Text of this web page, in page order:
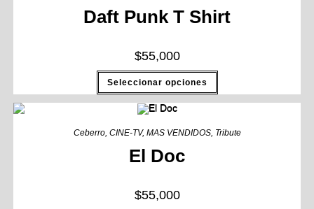
Daft Punk T Shirt
$55,000
Seleccionar opciones
Ceberro, CINE-TV, MAS VENDIDOS, Tribute
El Doc
$55,000